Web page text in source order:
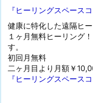
『ヒーリングスペース
健康に特化した遠隔ヒ
１ヶ月無料ヒーリング
す。
初回月無料
二ヶ月目より月額￥
『ヒーリングスペース